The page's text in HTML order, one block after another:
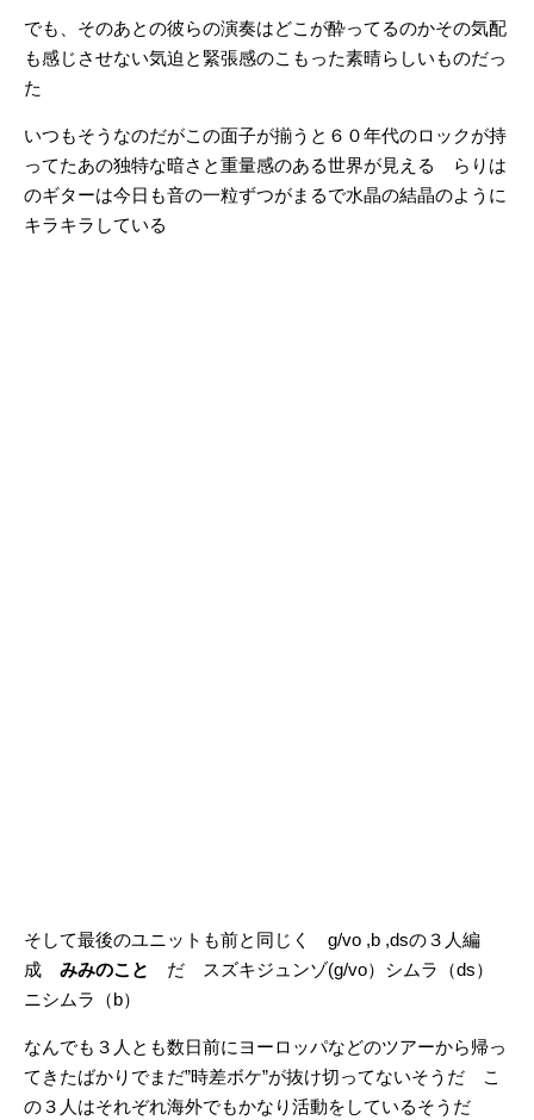
でも、そのあとの彼らの演奏はどこが酔ってるのかその気配
も感じさせない気迫と緊張感のこもった素晴らしいものだっ
た
いつもそうなのだがこの面子が揃うと６０年代のロックが持
ってたあの独特な暗さと重量感のある世界が見える らりは
のギターは今日も音の一粒ずつがまるで水晶の結晶のように
キラキラしている
そして最後のユニットも前と同じく g/vo ,b ,dsの３人編
成 みみのこと
だ スズキジュンゾ(g/vo）シムラ（ds）
ニシムラ（b）
なんでも３人とも数日前にヨーロッパなどのツアーから帰っ
てきたばかりでまだ”時差ボケ”が抜け切ってないそうだ こ
の３人はそれぞれ海外でもかなり活動をしているそうだ